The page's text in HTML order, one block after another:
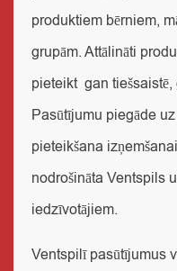
produktiem bērniem,
grupām. Attālināti
pieteikt gan
Pasūtījumu piegāde
pieteikšana
nodrošināta Ventspils
iedzīvotājiem.
Ventspilīpasūtījumus